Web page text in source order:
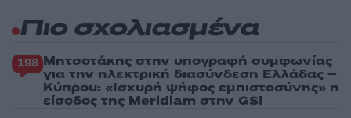
Πιο σχολιασμένα
198 Μητσοτάκης στην υπογραφή συμφωνίας
για την ηλεκτρική διασύνδεση Ελλάδας –
Κύπρου: «Ισχυρή ψήφος εμπιστοσύνης» η
είσοδος της Meridiam στην GSI